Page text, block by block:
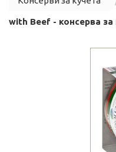
with Beef - консерва за